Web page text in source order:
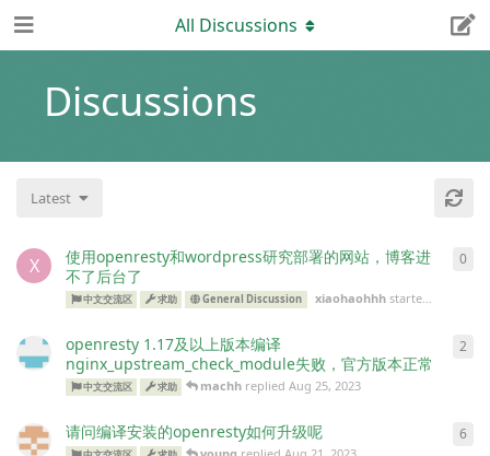
All Discussions
Latest
X
使用openresty和wordpress研究部署的网站，博客进
不了后台了
中文交流区 求助 General Discussion xiaohaohhhstarted
0
openresty 1.17及以上版本编译
nginx_upstream_check_module失败，官方版本正常
中文交流区 求助 machh repliedAug 25, 2023
2
请问编译安装的openresty如何升级呢 6